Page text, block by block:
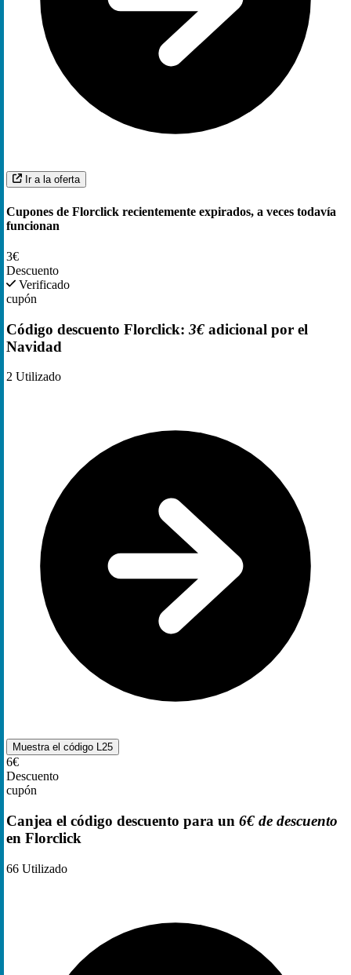
Ir a la oferta
Cupones de Florclick recientemente expirados, a veces todavía
funcionan
3€
Descuento
Verificado
cupón
Código descuento Florclick: 3€ adicional por el
Navidad
2 Utilizado
Muestra el código L25
6€
Descuento
cupón
Canjea el código descuento para un 6€ de descuento
en Florclick
66 Utilizado